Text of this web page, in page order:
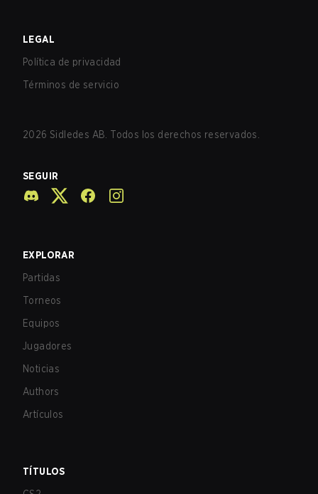
LEGAL
Política de privacidad
Términos de servicio
2026 Sidledes AB. Todos los derechos reservados.
SEGUIR
EXPLORAR
Partidas
Torneos
Equipos
Jugadores
Noticias
Authors
Artículos
TÍTULOS